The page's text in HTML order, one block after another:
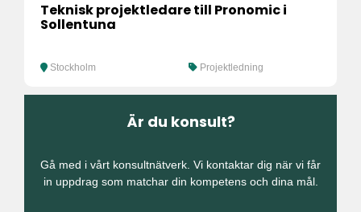
Teknisk projektledare till Pronomic i
Sollentuna
Stockholm Projektledning
Är du konsult?
Gå med i vårt konsultnätverk. Vi kontaktar dig när vi får
in uppdrag som matchar din kompetens och dina mål.